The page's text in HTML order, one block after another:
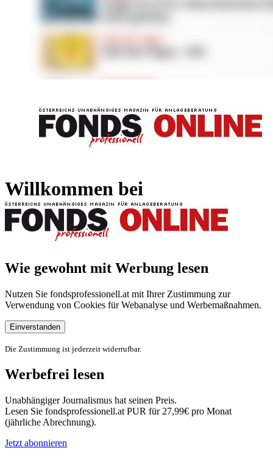
Willkommen bei
Wie gewohnt mit Werbung lesen
Nutzen Sie fondsprofessionell.at mit Ihrer Zustimmung zur
Verwendung von Cookies für Webanalyse und Werbemaßnahmen.
Einverstanden
Die Zustimmung ist jederzeit widerrufbar.
Werbefrei lesen
Unabhängiger Journalismus hat seinen Preis.
Lesen Sie fondsprofessionell.at PUR für 27,99€ pro Monat
(jährliche Abrechnung).
Jetzt abonnieren